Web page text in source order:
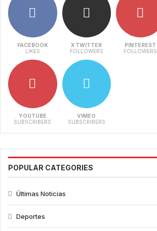
FACEBOOK
LIKES
X TWITTER
FOLLOWERS
PINTEREST
FOLLOWERS
YOUTUBE
SUBSCRIBERS
VIMEO
SUBSCRIBERS
POPULAR CATEGORIES
Últimas Noticias
Deportes